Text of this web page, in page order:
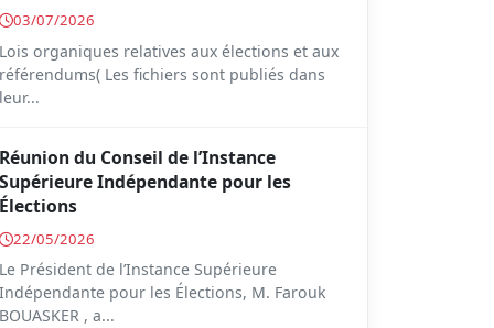
03/07/2026
Lois organiques relatives aux élections et aux
référendums( Les fichiers sont publiés dans
leur...
Réunion du Conseil de l’Instance
Supérieure Indépendante pour les
Élections
22/05/2026
Le Président de l’Instance Supérieure
Indépendante pour les Élections, M. Farouk
BOUASKER , a...